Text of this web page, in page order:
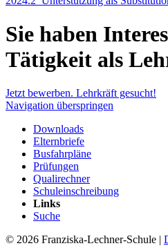
Sie haben
Tätigkeit als
Jetzt bewerben. Lehrkräft gesucht!
Navigation überspringen
Downloads
Elternbriefe
Busfahrpläne
Prüfungen
Qualirechner
Schuleinschreibung
Links
Suche
© 2026 Franziska-Lechner-Schule |